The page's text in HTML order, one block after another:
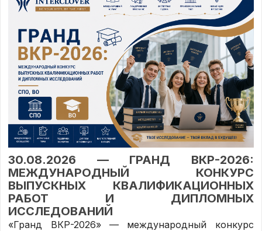
30.08.2026 — ГРАНД ВКР-2026:
МЕЖДУНАРОДНЫЙ КОНКУРС
ВЫПУСКНЫХ КВАЛИФИКАЦИОННЫХ
РАБОТ И ДИПЛОМНЫХ
ИССЛЕДОВАНИЙ
«Гранд ВКР-2026» — международный конкурс